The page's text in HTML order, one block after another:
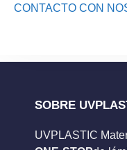
CONTACTO CON
SOBRE
UVPLASTIC